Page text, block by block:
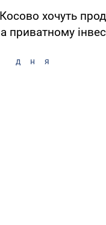
хочуть
приватному
дня